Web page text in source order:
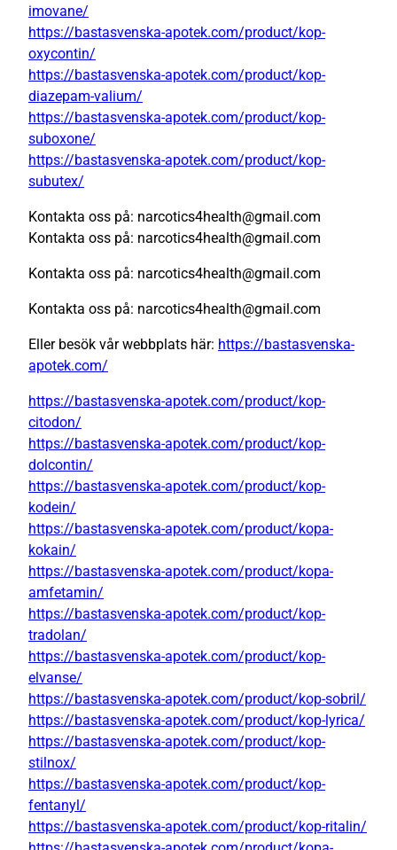
imovane/
https://bastasvenska-apotek.com/product/kop-
oxycontin/
https://bastasvenska-apotek.com/product/kop-
diazepam-valium/
https://bastasvenska-apotek.com/product/kop-
suboxone/
https://bastasvenska-apotek.com/product/kop-
subutex/
Kontakta oss på: narcotics4health@gmail.com
Kontakta oss på: narcotics4health@gmail.com
Kontakta oss på: narcotics4health@gmail.com
Kontakta oss på: narcotics4health@gmail.com
Eller besök vår webbplats här: https://bastasvenska-
apotek.com/
https://bastasvenska-apotek.com/product/kop-
citodon/
https://bastasvenska-apotek.com/product/kop-
dolcontin/
https://bastasvenska-apotek.com/product/kop-
kodein/
https://bastasvenska-apotek.com/product/kopa-
kokain/
https://bastasvenska-apotek.com/product/kopa-
amfetamin/
https://bastasvenska-apotek.com/product/kop-
tradolan/
https://bastasvenska-apotek.com/product/kop-
elvanse/
https://bastasvenska-apotek.com/product/kop-sobril/
https://bastasvenska-apotek.com/product/kop-lyrica/
https://bastasvenska-apotek.com/product/kop-
stilnox/
https://bastasvenska-apotek.com/product/kop-
fentanyl/
https://bastasvenska-apotek.com/product/kop-ritalin/